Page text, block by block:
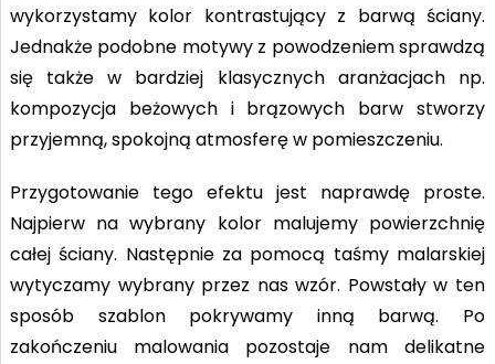
wykorzystamy kolor kontrastujący z barwą ściany.
Jednakże podobne motywy z powodzeniem sprawdzą
się także w bardziej klasycznych aranżacjach np.
kompozycja beżowych i brązowych barw stworzy
przyjemną, spokojną atmosferę w pomieszczeniu.
Przygotowanie tego efektu jest naprawdę proste.
Najpierw na wybrany kolor malujemy powierzchnię
całej ściany. Następnie za pomocą taśmy malarskiej
wytyczamy wybrany przez nas wzór. Powstały w ten
sposób szablon pokrywamy inną barwą. Po
zakończeniu malowania pozostaje nam delikatne